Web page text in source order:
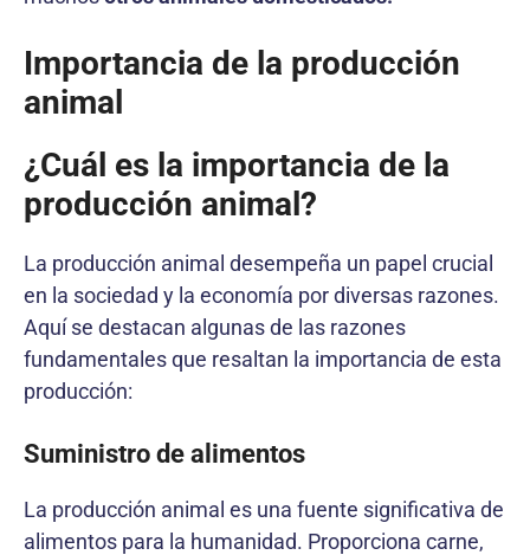
Importancia de la producción
animal
¿Cuál es la importancia de la
producción animal?
La producción animal desempeña un papel crucial
en la sociedad y la economía por diversas razones.
Aquí se destacan algunas de las razones
fundamentales que resaltan la importancia de esta
producción:
Suministro de alimentos
La producción animal es una fuente significativa de
alimentos para la humanidad. Proporciona carne,